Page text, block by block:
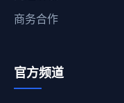
商务合作
官方频道